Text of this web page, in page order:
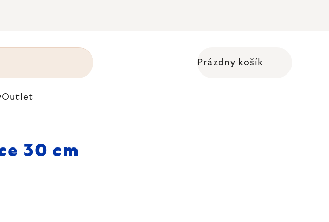
Prázdny košík
Outlet
30 cm